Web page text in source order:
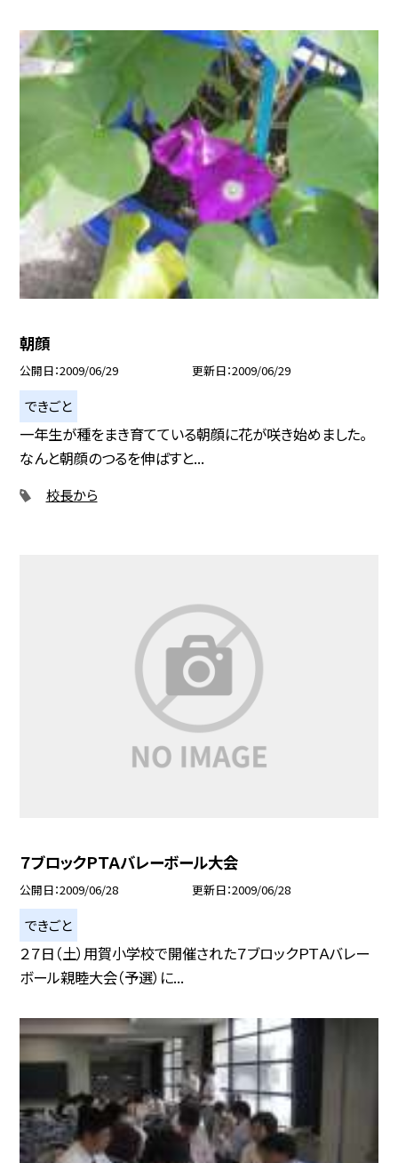
朝顔
公開日 2009/06/29 更新日 2009/06/29
できごと
一年生が種をまき育てている朝顔に花が咲き始めました。
なんと朝顔のつるを伸ばすと...
校長から
７ブロックＰＴＡバレーボール大会
公開日 2009/06/28 更新日 2009/06/28
できごと
２７日（土）用賀小学校で開催された７ブロックＰＴＡバレー
ボール親睦大会（予選）に...